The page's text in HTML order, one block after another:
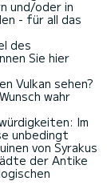
und/oder in
- für all das
des
Sie hier
Vulkan sehen?
wahr
Im
unbedingt
von Syrakus
der Antike